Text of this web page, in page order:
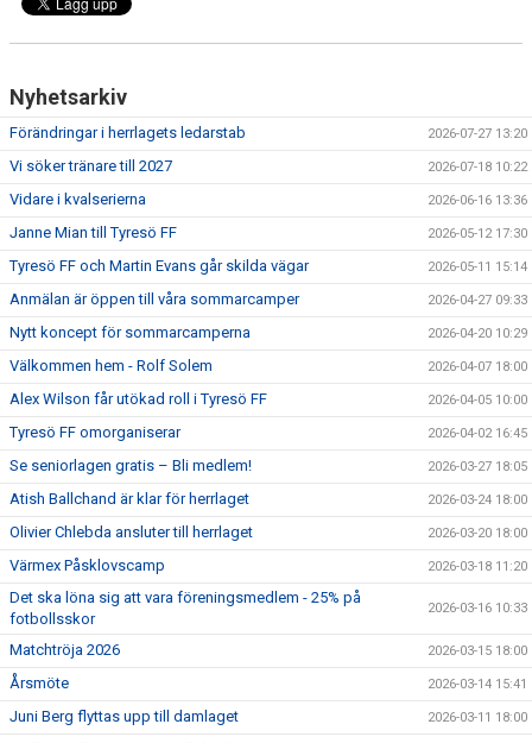
Nyhetsarkiv
Förändringar i herrlagets ledarstab 2026-07-27 13:20
Vi söker tränare till 2027 2026-07-18 10:22
Vidare i kvalserierna 2026-06-16 13:36
Janne Mian till Tyresö FF 2026-05-12 17:30
Tyresö FF och Martin Evans går skilda vägar 2026-05-11 15:14
Anmälan är öppen till våra sommarcamper 2026-04-27 09:33
Nytt koncept för sommarcamperna 2026-04-20 10:29
Välkommen hem - Rolf Solem 2026-04-07 18:00
Alex Wilson får utökad roll i Tyresö FF 2026-04-05 10:00
Tyresö FF omorganiserar 2026-04-02 16:45
Se seniorlagen gratis – Bli medlem! 2026-03-27 18:05
Atish Ballchand är klar för herrlaget 2026-03-24 18:00
Olivier Chlebda ansluter till herrlaget 2026-03-20 18:00
Värmex Påsklovscamp 2026-03-18 11:20
Det ska löna sig att vara föreningsmedlem - 25% på
fotbollsskor
2026-03-16 10:33
Matchtröja 2026 2026-03-15 18:00
Årsmöte 2026-03-14 15:41
Juni Berg flyttas upp till damlaget 2026-03-11 18:00